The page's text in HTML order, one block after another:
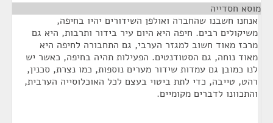
מוסא חסדייה
אנחנו חשבנו שהחברה ואולפן השידורים יהיו בחיפה,
משיקולים רבים. חיפה היא היום עיר בידור ותרבות, היא גם
מרכז מאוד חשוב למגזר הערבי, גם התחבורה לחיפה היא
מאוד נוחה, גם הסטודנטים. הפעילות תהיה בחיפה, כאשר יש
לנו כמובן גם עמדות שידור מערים נוספות, כמו נצרת, סכנין,
רהט, טייבה, כדי לתת ביטוי בעצם לכל האוכלוסייה הערבית,
והתכוונו לדברים מקומיים.